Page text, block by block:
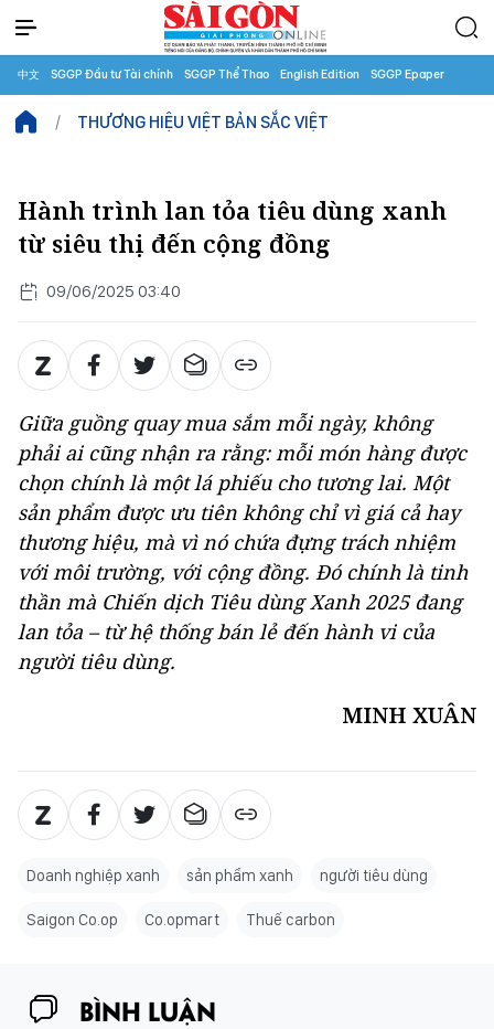
中文 SGGP Đầu tư Tài chính SGGP Thể Thao English Edition SGGP Epaper
THƯƠNG HIỆU VIỆT BẢN SẮC VIỆT
Hành trình lan tỏa tiêu dùng xanh
từ siêu thị đến cộng đồng
09/06/2025 03:40
Giữa guồng quay mua sắm mỗi ngày, không
phải ai cũng nhận ra rằng: mỗi món hàng được
chọn chính là một lá phiếu cho tương lai. Một
sản phẩm được ưu tiên không chỉ vì giá cả hay
thương hiệu, mà vì nó chứa đựng trách nhiệm
với môi trường, với cộng đồng. Đó chính là tinh
thần mà Chiến dịch Tiêu dùng Xanh 2025 đang
lan tỏa – từ hệ thống bán lẻ đến hành vi của
người tiêu dùng.
MINH XUÂN
Doanh nghiệp xanh sản phẩm xanh người tiêu dùng
Saigon Co.op Co.opmart Thuế carbon
BÌNH LUẬN